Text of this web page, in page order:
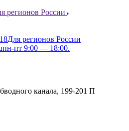
регионов России
Для регионов России
пн-пт 9:00 — 18:00.
канала, 199-201 П